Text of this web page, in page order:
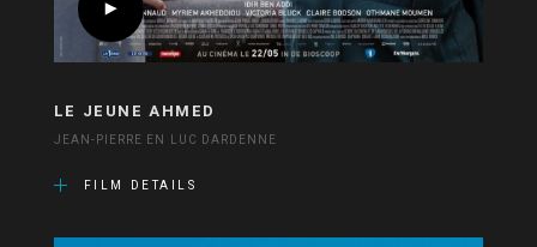
LE JEUNE AHMED
JEAN-PIERRE EN LUC DARDENNE
FILM DETAILS